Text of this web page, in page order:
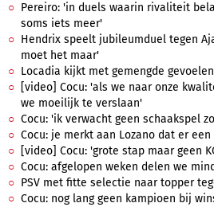
Pereiro: 'in duels waarin rivaliteit
soms iets meer'
Hendrix speelt jubileumduel tegen
moet het maar'
Locadia kijkt met gemengde
[video] Cocu: 'als we naar onze
we moeilijk te verslaan'
Cocu: 'ik verwacht geen schaakspel
Cocu: je merkt aan Lozano dat er
[video] Cocu: 'grote stap maar geen
Cocu: afgelopen weken delen we
PSV met fitte selectie naar topper
Cocu: nog lang geen kampioen bij